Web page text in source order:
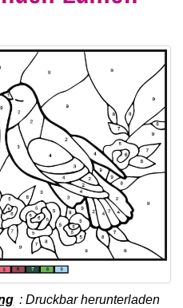
: Druckbar herunterladen